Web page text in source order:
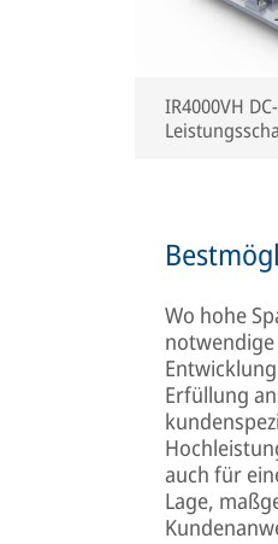
IR4000VH
Wo hohe
Erfüllung
auch für
Lage,